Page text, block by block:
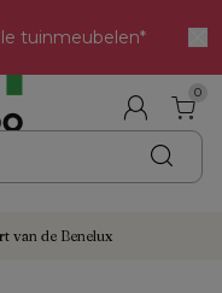
tuinmeubelen*
0
van de Benelux